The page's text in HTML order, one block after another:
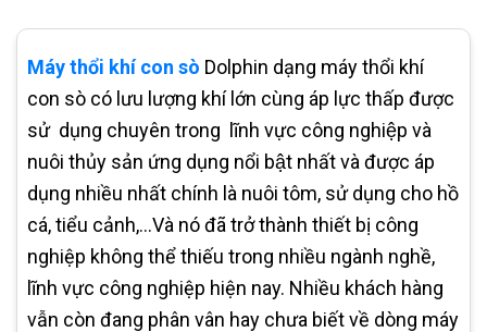
Máy thổi khí con sò Dolphin dạng máy thổi khí
con sò có lưu lượng khí lớn cùng áp lực thấp được
sử dụng chuyên trong lĩnh vực công nghiệp và
nuôi thủy sản ứng dụng nổi bật nhất và được áp
dụng nhiều nhất chính là nuôi tôm, sử dụng cho hồ
cá, tiểu cảnh,…Và nó đã trở thành thiết bị công
nghiệp không thể thiếu trong nhiều ngành nghề,
lĩnh vực công nghiệp hiện nay. Nhiều khách hàng
vẫn còn đang phân vân hay chưa biết về dòng máy